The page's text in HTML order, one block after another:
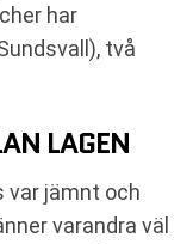
har
två
LAGEN
var jämnt och
varandra väl